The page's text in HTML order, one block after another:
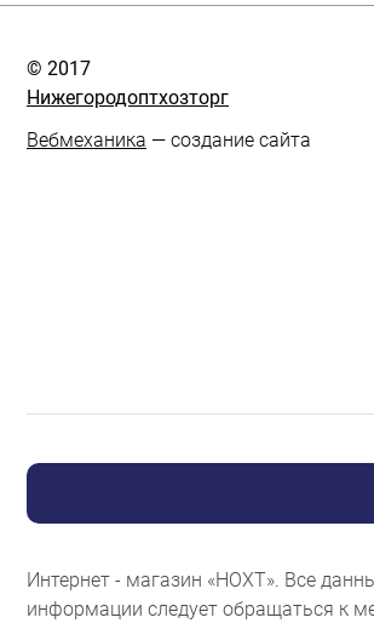
© 2017
Нижегородоптхозторг
Вебмеханика — создание сайта
Интернет - магазин «НОХТ». Все
информации следует обращаться к